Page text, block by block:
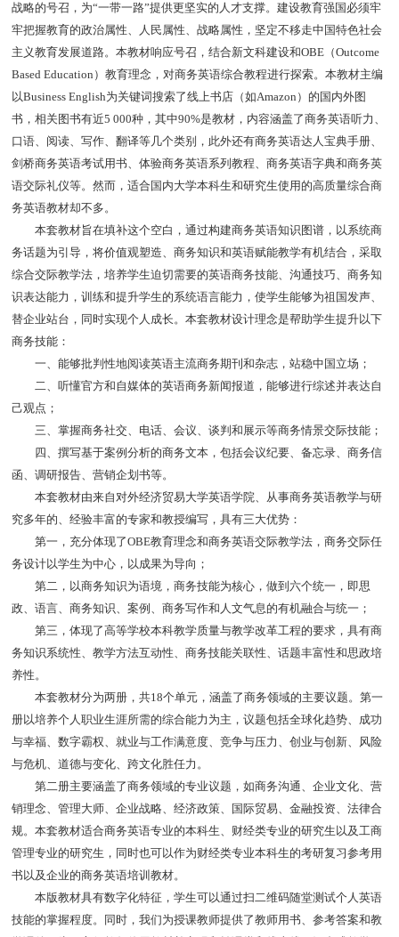
战略的号召，为“一带一路”提供更坚实的人才支撑。建设教育强国必须牢
牢把握教育的政治属性、人民属性、战略属性，坚定不移走中国特色社会
主义教育发展道路。本教材响应号召，结合新文科建设和OBE（Outcome
Based Education）教育理念，对商务英语综合教程进行探索。本教材主编
以Business English为关键词搜索了线上书店（如Amazon）的国内外图
书，相关图书有近5 000种，其中90%是教材，内容涵盖了商务英语听力、
口语、阅读、写作、翻译等几个类别，此外还有商务英语达人宝典手册、
剑桥商务英语考试用书、体验商务英语系列教程、商务英语字典和商务英
语交际礼仪等。然而，适合国内大学本科生和研究生使用的高质量综合商
务英语教材却不多。
本套教材旨在填补这个空白，通过构建商务英语知识图谱，以系统商
务话题为引导，将价值观塑造、商务知识和英语赋能教学有机结合，采取
综合交际教学法，培养学生迫切需要的英语商务技能、沟通技巧、商务知
识表达能力，训练和提升学生的系统语言能力，使学生能够为祖国发声、
替企业站台，同时实现个人成长。本套教材设计理念是帮助学生提升以下
商务技能：
一、能够批判性地阅读英语主流商务期刊和杂志，站稳中国立场；
二、听懂官方和自媒体的英语商务新闻报道，能够进行综述并表达自
己观点；
三、掌握商务社交、电话、会议、谈判和展示等商务情景交际技能；
四、撰写基于案例分析的商务文本，包括会议纪要、备忘录、商务信
函、调研报告、营销企划书等。
本套教材由来自对外经济贸易大学英语学院、从事商务英语教学与研
究多年的、经验丰富的专家和教授编写，具有三大优势：
第一，充分体现了OBE教育理念和商务英语交际教学法，商务交际任
务设计以学生为中心，以成果为导向；
第二，以商务知识为语境，商务技能为核心，做到六个统一，即思
政、语言、商务知识、案例、商务写作和人文气息的有机融合与统一；
第三，体现了高等学校本科教学质量与教学改革工程的要求，具有商
务知识系统性、教学方法互动性、商务技能关联性、话题丰富性和思政培
养性。
本套教材分为两册，共18个单元，涵盖了商务领域的主要议题。第一
册以培养个人职业生涯所需的综合能力为主，议题包括全球化趋势、成功
与幸福、数字霸权、就业与工作满意度、竞争与压力、创业与创新、风险
与危机、道德与变化、跨文化胜任力。
第二册主要涵盖了商务领域的专业议题，如商务沟通、企业文化、营
销理念、管理大师、企业战略、经济政策、国际贸易、金融投资、法律合
规。本套教材适合商务英语专业的本科生、财经类专业的研究生以及工商
管理专业的研究生，同时也可以作为财经类专业本科生的考研复习参考用
书以及企业的商务英语培训教材。
本版教材具有数字化特征，学生可以通过扫二维码随堂测试个人英语
技能的掌握程度。同时，我们为授课教师提供了教师用书、参考答案和教